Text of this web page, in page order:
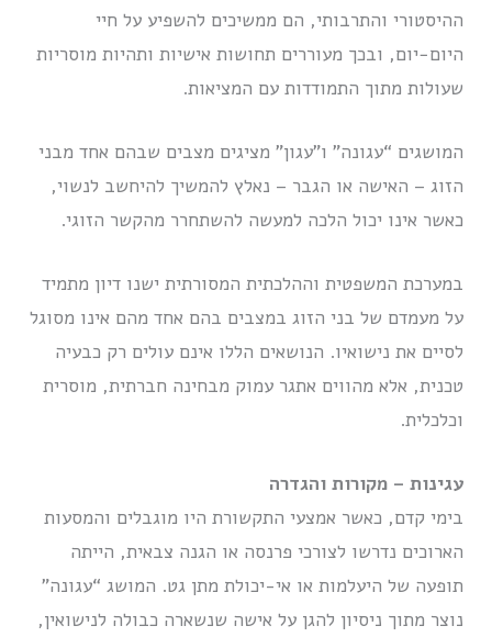
ההיסטורי והתרבותי, הם ממשיכים להשפיע על חיי
היום‐יום, ובכך מעוררים תחושות אישיות ותהיות מוסריות
שעולות מתוך התמודדות עם המציאות.
המושגים “עגונה” ו”עגון” מציגים מצבים שבהם אחד מבני
הזוג – האישה או הגבר – נאלץ להמשיך להיחשב לנשוי,
כאשר אינו יכול הלכה למעשה להשתחרר מהקשר הזוגי.
במערכת המשפטית וההלכתית המסורתית ישנו דיון מתמיד
על מעמדם של בני הזוג במצבים בהם אחד מהם אינו מסוגל
לסיים את נישואיו. הנושאים הללו אינם עולים רק כבעיה
טכנית, אלא מהווים אתגר עמוק מבחינה חברתית, מוסרית
וכלכלית.
עגינות – מקורות והגדרה
בימי קדם, כאשר אמצעי התקשורת היו מוגבלים והמסעות
הארוכים נדרשו לצורכי פרנסה או הגנה צבאית, הייתה
תופעה של היעלמות או אי-יכולת מתן גט. המושג “עגונה”
נוצר מתוך ניסיון להגן על אישה שנשארה כבולה לנישואין,